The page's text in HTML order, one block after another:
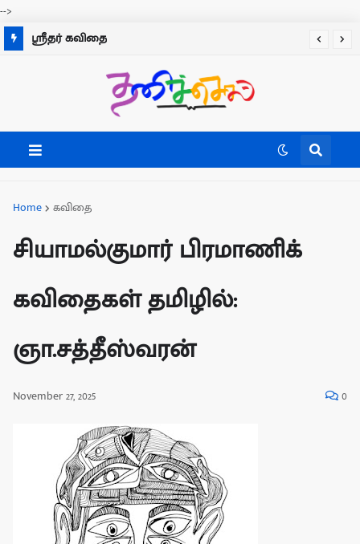
-->
ஸ்ரீதர் கவிதை
தினகரன் கவிதை
Home கவிதை
சியாமல்குமார் பிரமாணிக்
கவிதைகள் தமிழில்:
ஞா.சத்தீஸ்வரன்
November 27, 2025 0